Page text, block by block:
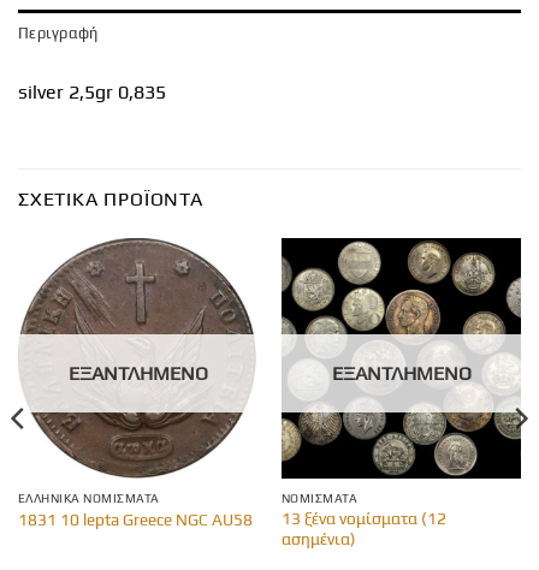
Περιγραφή
silver 2,5gr 0,835
ΣΧΕΤΙΚΆ ΠΡΟΪΌΝΤΑ
ΕΞΑΝΤΛΗΜΈΝΟ
ΕΛΛΗΝΙΚΆ ΝΟΜΊΣΜΑΤΑ
1831 10 lepta Greece NGC AU58
ΕΞΑΝΤΛΗΜΈΝΟ
ΝΟΜΊΣΜΑΤΑ
13 ξένα νομίσματα (12
ασημένια)